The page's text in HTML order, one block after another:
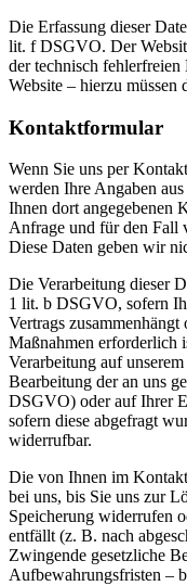
Die Erfassung dieser
lit. f DSGVO. Der
der technisch
Website – hierzu müssen
Kontaktformular
Wenn Sie uns per
werden Ihre Angaben
Ihnen dort angegebenen
Anfrage und für den Fall
Diese Daten geben wir
Die Verarbeitung dieser
1 lit. b DSGVO, sofern
Vertrags
Maßnahmen erforderlich
Verarbeitung auf
Bearbeitung der an uns
DSGVO) oder auf Ihrer
sofern diese abgefragt
widerrufbar.
Die von Ihnen im
bei uns, bis Sie uns zur
Speicherung widerrufen
entfällt (z. B. nach
Zwingende gesetzliche
Aufbewahrungsfristen –